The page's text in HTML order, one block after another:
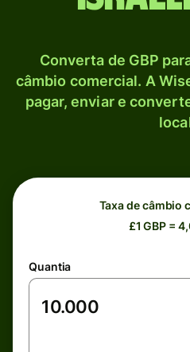
Converta de GBP
câmbio comercial. A
pagar, enviar e
Taxa de câmbio
£1 GBP =
Quantia